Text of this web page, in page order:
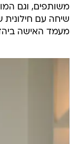
משותפים, וגם
שיחה עם
מעמד האישה